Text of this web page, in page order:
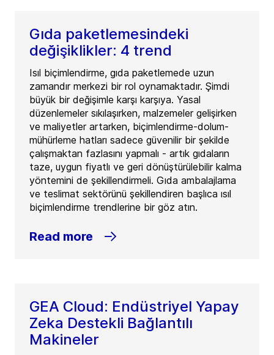
Gıda paketlemesindeki
değişiklikler: 4 trend
Isıl biçimlendirme, gıda paketlemede uzun
zamandır merkezi bir rol oynamaktadır. Şimdi
büyük bir değişimle karşı karşıya. Yasal
düzenlemeler sıkılaşırken, malzemeler gelişirken
ve maliyetler artarken, biçimlendirme-dolum-
mühürleme hatları sadece güvenilir bir şekilde
çalışmaktan fazlasını yapmalı - artık gıdaların
taze, uygun fiyatlı ve geri dönüştürülebilir kalma
yöntemini de şekillendirmeli. Gıda ambalajlama
ve teslimat sektörünü şekillendiren başlıca ısıl
biçimlendirme trendlerine bir göz atın.
Read more
GEA Cloud: Endüstriyel Yapay
Zeka Destekli Bağlantılı
Makineler